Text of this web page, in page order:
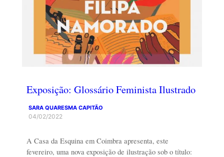
Exposição: Glossário Feminista Ilustrado
SARA QUARESMA CAPITÃO
04/02/2022
A Casa da Esquina em Coimbra apresenta, este
fevereiro, uma nova exposição de ilustração sob o título: